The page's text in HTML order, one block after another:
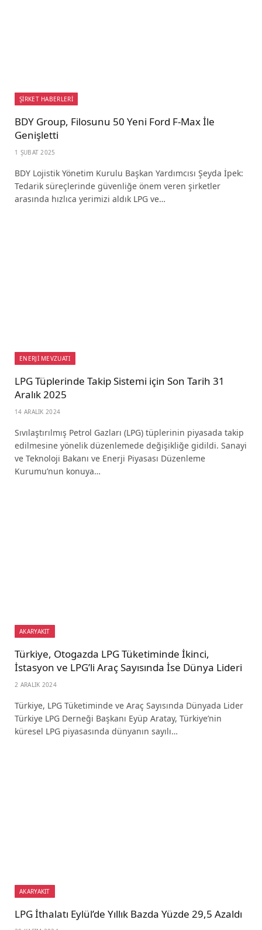
ŞİRKET HABERLERİ
BDY Group, Filosunu 50 Yeni Ford F-Max İle
Genişletti
1 ŞUBAT 2025
BDY Lojistik Yönetim Kurulu Başkan Yardımcısı Şeyda İpek:
Tedarik süreçlerinde güvenliğe önem veren şirketler
arasında hızlıca yerimizi aldık LPG ve…
ENERJİ MEVZUATI
LPG Tüplerinde Takip Sistemi için Son Tarih 31
Aralık 2025
14 ARALIK 2024
Sıvılaştırılmış Petrol Gazları (LPG) tüplerinin piyasada takip
edilmesine yönelik düzenlemede değişikliğe gidildi. Sanayi
ve Teknoloji Bakanı ve Enerji Piyasası Düzenleme
Kurumu’nun konuya…
AKARYAKIT
Türkiye, Otogazda LPG Tüketiminde İkinci,
İstasyon ve LPG’li Araç Sayısında İse Dünya Lideri
2 ARALIK 2024
Türkiye, LPG Tüketiminde ve Araç Sayısında Dünyada Lider
Türkiye LPG Derneği Başkanı Eyüp Aratay, Türkiye’nin
küresel LPG piyasasında dünyanın sayılı…
AKARYAKIT
LPG İthalatı Eylül’de Yıllık Bazda Yüzde 29,5 Azaldı